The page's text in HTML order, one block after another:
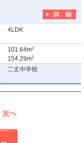
4LDK
101.64m2
154.29m2
二丈中学校
次へ